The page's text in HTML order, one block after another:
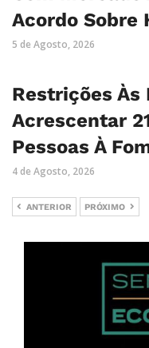
Acordo Sobre
5 de Agosto, 2026
Restrições Às
Acrescentar
Pessoas À
4 de Agosto, 2026
ANTERIOR PRÓXIMO